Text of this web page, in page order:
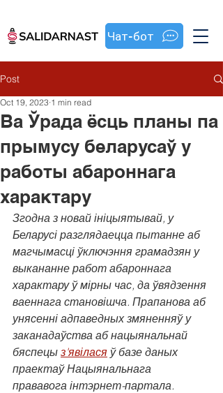
Чат-бот
Post
Ва Ўрада ёсць планы па
прымусу беларусаў у
работы абароннага
характару
Oct 19, 2023 1 min read
Згодна з новай ініцыятывай, у
Беларусі разглядаецца пытанне аб
магчымасці ўключэння грамадзян у
выкананне работ абароннага
характару ў мірны час, да ўвядзення
ваеннага становішча. Прапанова аб
унясенні адпаведных змяненняў у
заканадаўства аб нацыянальнай
бяспецы з'явілася ў базе даных
праектаў Нацыянальнага
прававога інтэрнет-партала.